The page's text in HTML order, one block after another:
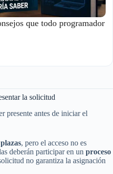
que todo programador
la solicitud
presente antes de iniciar el
, pero el acceso no es
deberán participar en un proceso
no garantiza la asignación